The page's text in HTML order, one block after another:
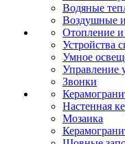
Водяные
Воздушные
Отопление
Устройства
Умное
Звонки
Настенная
Мозаика